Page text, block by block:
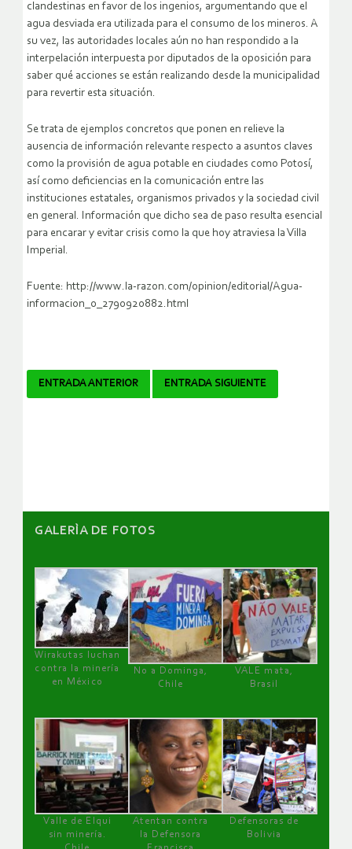
clandestinas en favor de los ingenios, argumentando que el
agua desviada era utilizada para el consumo de los mineros. A
su vez, las autoridades locales aún no han respondido a la
interpelación interpuesta por diputados de la oposición para
saber qué acciones se están realizando desde la municipalidad
para revertir esta situación.
Se trata de ejemplos concretos que ponen en relieve la
ausencia de información relevante respecto a asuntos claves
como la provisión de agua potable en ciudades como Potosí,
así como deficiencias en la comunicación entre las
instituciones estatales, organismos privados y la sociedad civil
en general. Información que dicho sea de paso resulta esencial
para encarar y evitar crisis como la que hoy atraviesa la Villa
Imperial.
Fuente: http://www.la-razon.com/opinion/editorial/Agua-
informacion_0_2790920882.html
Navegador
ENTRADA ANTERIOR ENTRADA SIGUIENTE
GALERÌA DE FOTOS
Wirakutas luchan
contra la minería
en México
No a Dominga,
Chile
VALE mata,
Brasil
Valle de Elqui
sin minería.
Atentan contra
la Defensora
Defensoras de
Bolivia